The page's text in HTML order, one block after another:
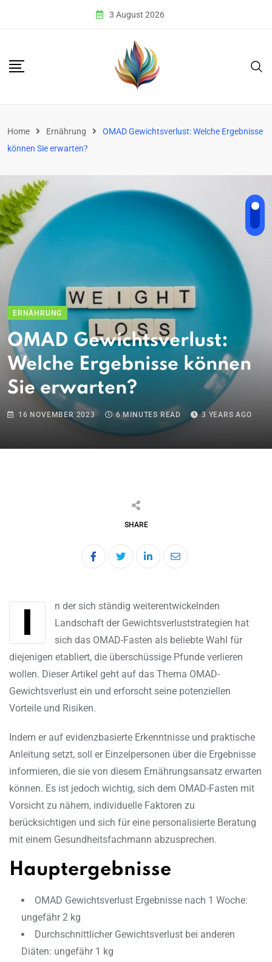
3 August 2026
Home Ernährung
OMAD Gewichtsverlust: Welche Ergebnisse
können Sie erwarten?
ERNÄHRUNG
OMAD Gewichtsverlust:
Welche Ergebnisse können
Sie erwarten?
16 NOVEMBER 2023 6 MINUTES READ 3 YEARS AGO
SHARE
LinkedInShare
In der sich ständig weiterentwickelnden
Landschaft der Gewichtsverluststrategien hat
sich das OMAD-Fasten als beliebte Wahl für
diejenigen etabliert, die überschüssige Pfunde verlieren
wollen. Dieser Artikel geht auf das Thema OMAD-
Gewichtsverlust ein und erforscht seine potenziellen
Vorteile und Risiken.
Indem er auf evidenzbasierte Erkenntnisse und praktische
Anleitung setzt, soll er Einzelpersonen über die Ergebnisse
informieren, die sie von diesem Ernährungsansatz erwarten
können. Es ist jedoch wichtig, sich dem OMAD-Fasten mit
Vorsicht zu nähern, individuelle Faktoren zu
berücksichtigen und sich für eine personalisierte Beratung
mit einem Gesundheitsfachmann abzusprechen.
Hauptergebnisse
OMAD Gewichtsverlust Ergebnisse nach 1 Woche:
ungefähr 2 kg
Durchschnittlicher Gewichtsverlust bei anderen
Diäten: ungefähr 1 kg